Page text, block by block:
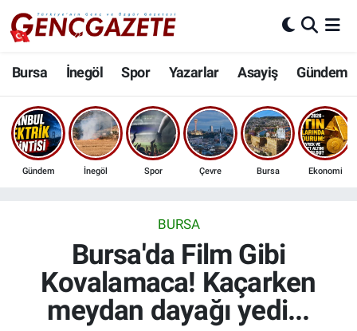
Bursa İnegöl Spor Yazarlar Asayiş Gündem
Gündem İnegöl Spor Çevre Bursa Ekonomi
BURSA
Bursa'da Film Gibi
Kovalamaca! Kaçarken
meydan dayağı yedi...
Bursa
İnegöl
3.SAYFA
Ekonomi
Güncel
Nöbetçi Eczaneler
Hava Durumu
Trafik Durumu
Son Dakika Haberleri
Haber Arşivi